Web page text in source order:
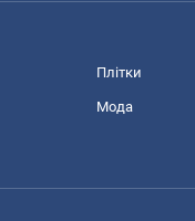
Плітки
Мода